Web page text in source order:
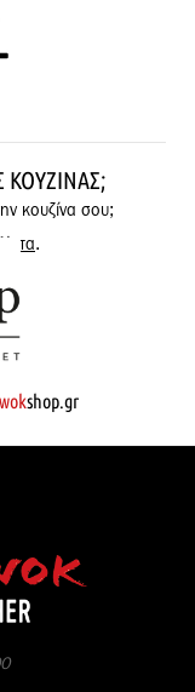
ΚΟΥΖΊΝΑΣ;
κουζίνα σου;
.
wokshop.gr